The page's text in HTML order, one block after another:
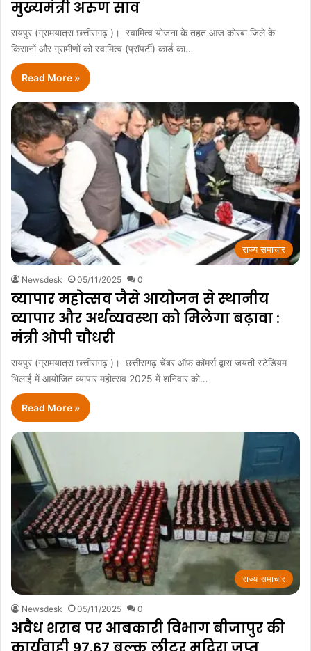
मुख्यमंत्री अरुण साव
रायपुर (ग्रामयात्रा छत्तीसगढ़ )। स्वामित्व योजना के तहत आज कोरबा जिले के
किसानों और ग्रामीणों को स्वामित्व (प्रॉपर्टी) कार्ड का…
Read More »
राज्य समाचार
Newsdesk 05/11/2025 0
व्यापार महोत्सव जैसे आयोजन से स्थानीय
व्यापार और अर्थव्यवस्था को मिलेगा बढ़ावा :
मंत्री ओपी चौधरी
रायपुर (ग्रामयात्रा छत्तीसगढ़ )। छत्तीसगढ़ चेंबर ऑफ कॉमर्स द्वारा जयंती स्टेडियम
भिलाई में आयोजित व्यापार महोत्सव 2025 में शनिवार को…
Read More »
राज्य समाचार
Newsdesk 05/11/2025 0
अवैध शराब पर आबकारी विभाग बीजापुर की